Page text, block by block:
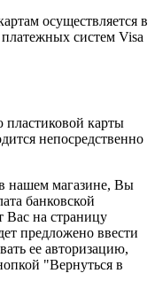
осуществляется в
систем Visa
карты
непосредственно
нашем магазине, Вы
банковской
Вас на страницу
предложено ввести
ее авторизацию,
"Вернуться в